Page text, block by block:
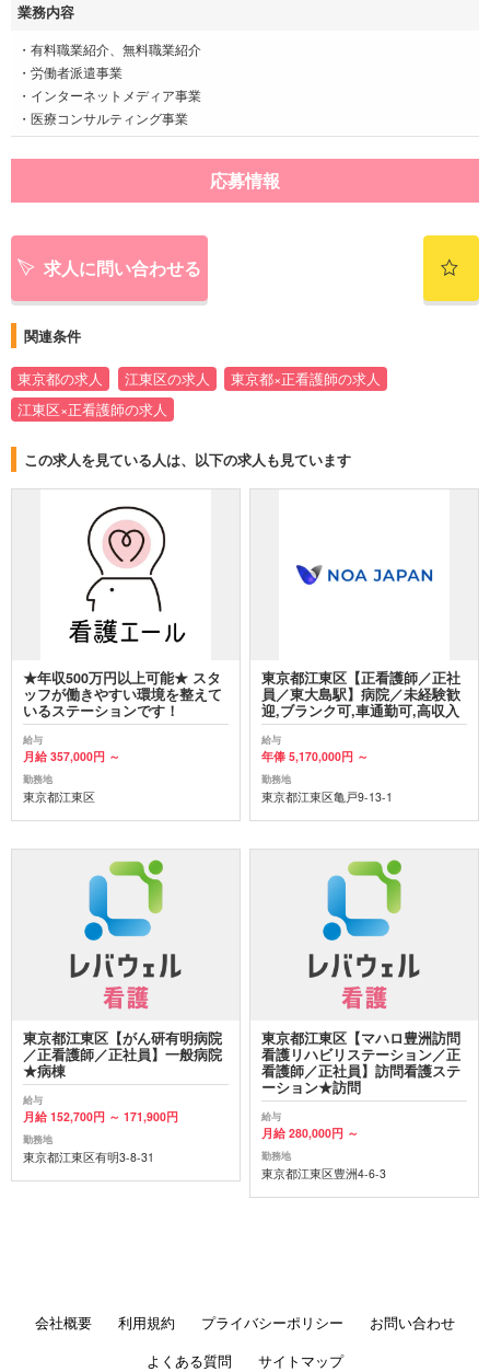
業務内容
・有料職業紹介、無料職業紹介
・労働者派遣事業
・インターネットメディア事業
・医療コンサルティング事業
応募情報
求人に問い合わせる
関連条件
東京都の求人 江東区の求人
東京都×正看護師の求人
江東区×正看護師の求人
この求人を見ている人は、以下の求人も見ています
★年収500万円以上可能★ スタ
ッフが働きやすい環境を整えて
いるステーションです！
給与
月給 357,000円 ～
勤務地
東京都江東区
東京都江東区【正看護師／正社
員／東大島駅】病院／未経験歓
迎,ブランク可,車通勤可,高収入
給与
年俸 5,170,000円 ～
勤務地
東京都江東区亀戸9-13-1
東京都江東区【がん研有明病院
／正看護師／正社員】一般病院
★病棟
給与
月給 152,700円 ～ 171,900円
勤務地
東京都江東区有明3-8-31
東京都江東区【マハロ豊洲訪問
看護リハビリステーション／正
看護師／正社員】訪問看護ステ
ーション★訪問
給与
月給 280,000円 ～
勤務地
東京都江東区豊洲4-6-3
会社概要 利用規約 プライバシーポリシー
お問い合わせ
よくある質問
サイトマップ